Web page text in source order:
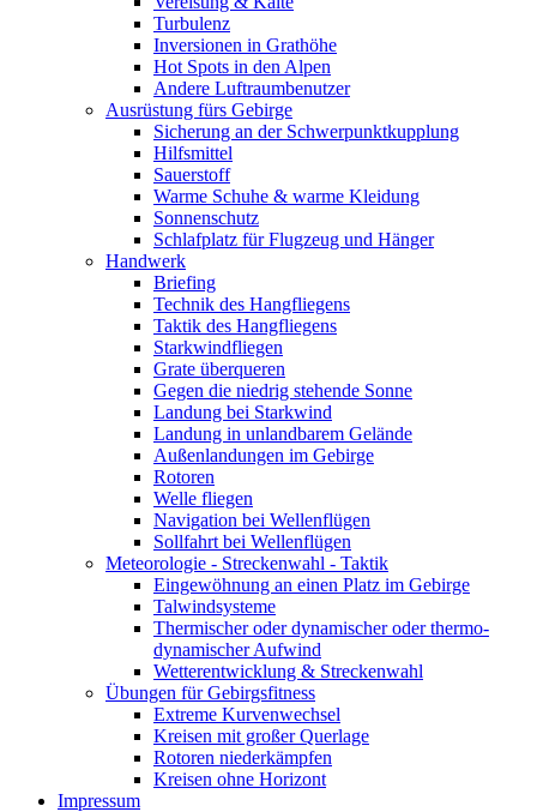
Turbulenz
Inversionen in Grathöhe
Hot Spots in den Alpen
Andere Luftraumbenutzer
Ausrüstung fürs Gebirge
Sicherung an der Schwerpunktkupplung
Hilfsmittel
Sauerstoff
Warme Schuhe & warme Kleidung
Sonnenschutz
Schlafplatz für Flugzeug und Hänger
Handwerk
Briefing
Technik des Hangfliegens
Taktik des Hangfliegens
Starkwindfliegen
Grate überqueren
Gegen die niedrig stehende Sonne
Landung bei Starkwind
Landung in unlandbarem Gelände
Außenlandungen im Gebirge
Rotoren
Welle fliegen
Navigation bei Wellenflügen
Sollfahrt bei Wellenflügen
Meteorologie - Streckenwahl - Taktik
Eingewöhnung an einen Platz im Gebirge
Talwindsysteme
Thermischer oder dynamischer oder thermo-
dynamischer Aufwind
Wetterentwicklung & Streckenwahl
Übungen für Gebirgsfitness
Extreme Kurvenwechsel
Kreisen mit großer Querlage
Rotoren niederkämpfen
Kreisen ohne Horizont
Impressum